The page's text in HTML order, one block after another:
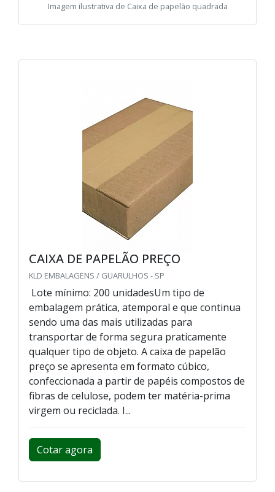
Imagem ilustrativa de Caixa de papelão quadrada
CAIXA DE PAPELÃO PREÇO
KLD EMBALAGENS / GUARULHOS - SP
Lote mínimo: 200 unidadesUm tipo de
embalagem prática, atemporal e que continua
sendo uma das mais utilizadas para
transportar de forma segura praticamente
qualquer tipo de objeto. A caixa de papelão
preço se apresenta em formato cúbico,
confeccionada a partir de papéis compostos de
fibras de celulose, podem ter matéria-prima
virgem ou reciclada. I...
Cotar agora